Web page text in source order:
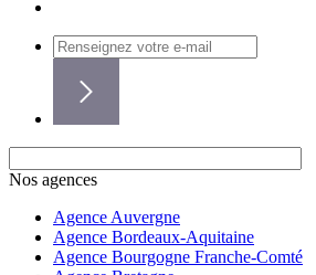
Nos agences
Agence Auvergne
Agence Bordeaux-Aquitaine
Agence Bourgogne Franche-Comté